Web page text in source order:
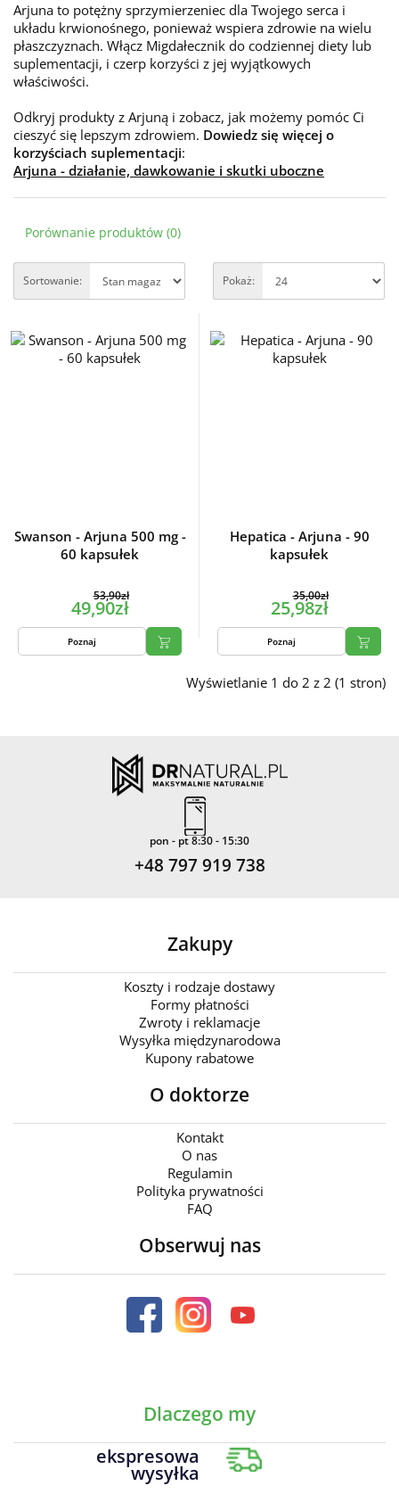
Arjuna to potężny sprzymierzeniec dla Twojego serca i
układu krwionośnego, ponieważ wspiera zdrowie na wielu
płaszczyznach. Włącz Migdałecznik do codziennej diety lub
suplementacji, i czerp korzyści z jej wyjątkowych
właściwości.
Odkryj produkty z Arjuną i zobacz, jak możemy pomóc Ci
cieszyć się lepszym zdrowiem. Dowiedz się więcej o
korzyściach suplementacji:
Arjuna - działanie, dawkowanie i skutki uboczne
Porównanie produktów (0)
Sortowanie: Pokaż:
Swanson - Arjuna 500 mg -
60 kapsułek
53,90zł
49,90zł
Poznaj
Hepatica - Arjuna - 90
kapsułek
35,00zł
25,98zł
Poznaj
Wyświetlanie 1 do 2 z 2 (1 stron)
pon - pt 8:30 - 15:30
+48 797 919 738
Zakupy
Koszty i rodzaje dostawy
Formy płatności
Zwroty i reklamacje
Wysyłka międzynarodowa
Kupony rabatowe
O doktorze
Kontakt
O nas
Regulamin
Polityka prywatności
FAQ
Obserwuj nas
Dlaczego my
ekspresowa
wysyłka